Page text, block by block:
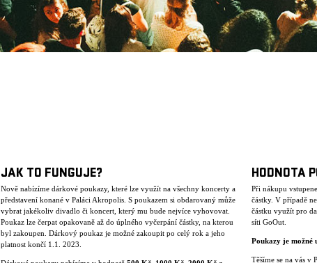
JAK TO FUNGUJE?
Nově nabízíme dárkové poukazy, které lze využít na všechny koncerty a
představení konané v Paláci Akropolis. S poukazem si obdarovaný může
vybrat jakékoliv divadlo či koncert, který mu bude nejvíce vyhovovat.
Poukaz lze čerpat opakovaně až do úplného vyčerpání částky, na kterou
byl zakoupen. Dárkový poukaz je možné zakoupit po celý rok a jeho
platnost končí 1.1. 2023.
HODNOTA
Při nákupu
částky. V případě
částku využít pro
síti GoOut.
Poukazy je možné
Těšíme se na vás v